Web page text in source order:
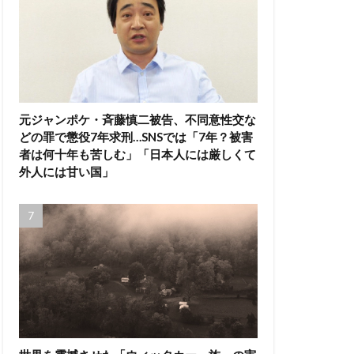
元ジャンポケ・斉藤慎二被告、不同意性交な
どの罪で懲役7年求刑…SNSでは「7年？被害
者は何十年も苦しむ」「日本人には厳しくて
外人には甘い国」